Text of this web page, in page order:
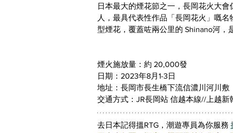
日本最大的煙花節之一，長岡花火大
人，最具代表性作品「長岡花火」嘅
型煙花，覆蓋咗兩公里的 Shinano河，
煙火施放量：約 20,000發
日期：2023年8月1-3日
地址：長岡市長生橋下流信濃川河川敷
交通方式：JR長岡站 信越本線//上越
去日本記得搵RTG，潮遊專員為你服務